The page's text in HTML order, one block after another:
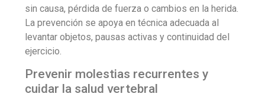
sin causa, pérdida de fuerza o cambios en la herida.
La prevención se apoya en técnica adecuada al
levantar objetos, pausas activas y continuidad del
ejercicio.
Prevenir molestias recurrentes y
cuidar la salud vertebral